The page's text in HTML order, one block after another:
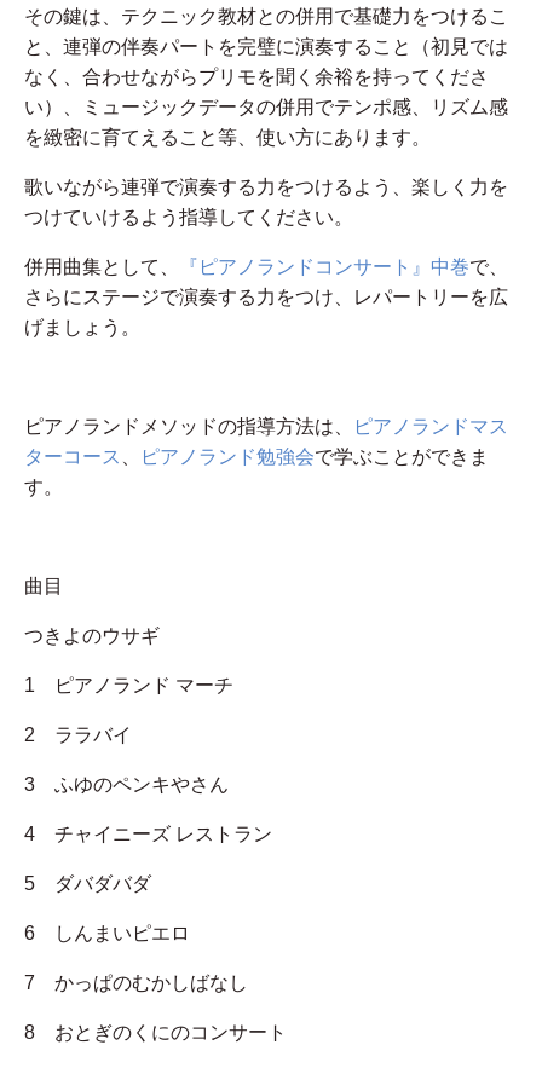
その鍵は、テクニック教材との併用で基礎力をつけるこ
と、連弾の伴奏パートを完璧に演奏すること（初見では
なく、合わせながらプリモを聞く余裕を持ってくださ
い）、ミュージックデータの併用でテンポ感、リズム感
を緻密に育てえること等、使い方にあります。
歌いながら連弾で演奏する力をつけるよう、楽しく力を
つけていけるよう指導してください。
併用曲集として、 『ピアノランドコンサート』中巻で、
さらにステージで演奏する力をつけ、レパートリーを広
げましょう。
ピアノランドメソッドの指導方法は、
ピアノランドマス
ターコース
ピアノランド勉強会で学ぶことができま
す。
曲目
つきよのウサギ
1 ピアノランド マーチ
2 ララバイ
3 ふゆのペンキやさん
4 チャイニーズ レストラン
5 ダバダバダ
6 しんまいピエロ
7 かっぱのむかしばなし
8 おとぎのくにのコンサート